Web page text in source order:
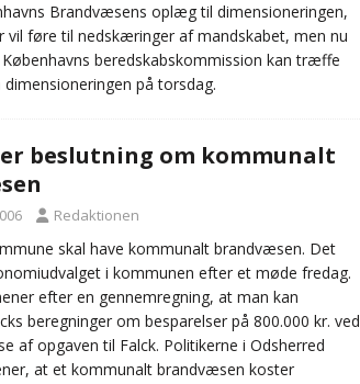
Brandvæsens oplæg til dimensioneringen,
vil føre til nedskæringer af mandskabet, men nu
beredskabskommission kan træffe
på torsdag.
beslutning om kommunalt
Redaktionen
skal have kommunalt brandvæsen. Det
i kommunen efter et møde fredag.
efter en gennemregning, at man kan
beregninger om besparelser på 800.000 kr. ved
af opgaven til Falck. Politikerne i Odsherred
at et kommunalt brandvæsen koster